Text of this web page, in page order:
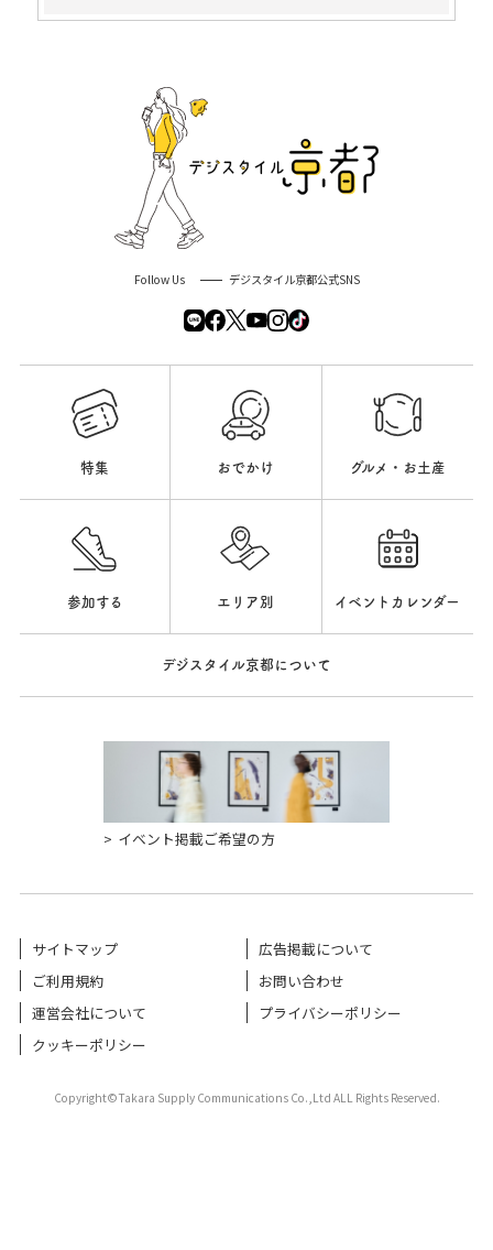
Follow Us デジスタイル京都公式SNS
特集 おでかけ グルメ・お土産
参加する エリア別 イベントカレンダー
デジスタイル京都について
イベント掲載ご希望の方
サイトマップ
広告掲載について
ご利用規約
お問い合わせ
運営会社について
プライバシーポリシー
クッキーポリシー
Copyright©Takara Supply Communications Co.,Ltd ALL Rights Reserved.